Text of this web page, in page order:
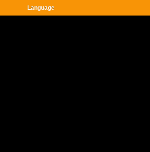
Language